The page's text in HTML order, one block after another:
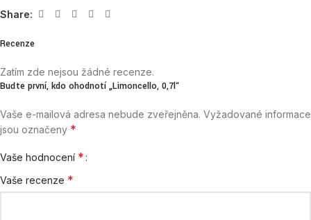
Share:
Recenze
Zatím zde nejsou žádné recenze.
Buďte první, kdo ohodnotí „Limoncello, 0,7l“
Vaše e-mailová adresa nebude zveřejněna. Vyžadované informace
jsou označeny *
Vaše hodnocení *
Vaše recenze *